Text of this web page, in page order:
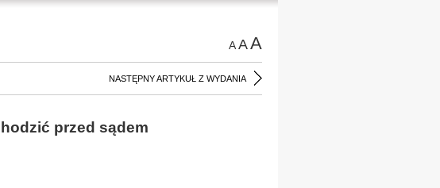
AAA
NASTĘPNY ARTYKUŁ Z WYDANIA
przed sądem